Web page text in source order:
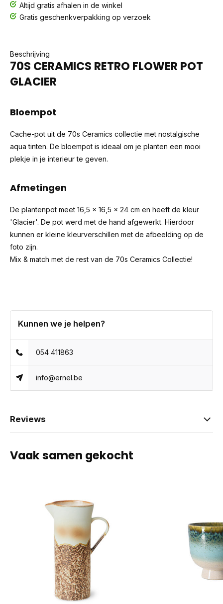
Altijd gratis afhalen in de winkel
Gratis geschenkverpakking op verzoek
Beschrijving
70S CERAMICS RETRO FLOWER POT
GLACIER
Bloempot
Cache-pot uit de 70s Ceramics collectie met nostalgische
aqua tinten. De bloempot is ideaal om je planten een mooi
plekje in je interieur te geven.
Afmetingen
De plantenpot meet 16,5 x 16,5 x 24 cm en heeft de kleur
'Glacier'. De pot werd met de hand afgewerkt. Hierdoor
kunnen er kleine kleurverschillen met de afbeelding op de
foto zijn.
Mix & match met de rest van de 70s Ceramics Collectie!
Kunnen we je helpen?
054 411863
info@ernel.be
Reviews
Vaak samen gekocht